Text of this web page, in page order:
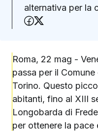
alternativa per la
Condividi su
Roma, 22 mag -
passa per il
Torino. Questo
abitanti, fino al XIII
Longobarda di
per ottenere la pace